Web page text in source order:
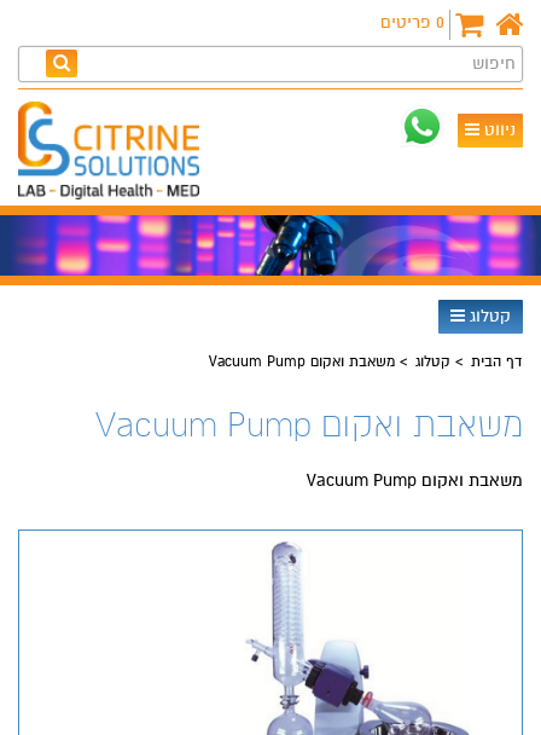
0 פריטים
חיפוש
ניווט
קטלוג
דף הבית קטלוג משאבת ואקום Vacuum Pump
משאבת ואקום Vacuum Pump
משאבת ואקום Vacuum Pump